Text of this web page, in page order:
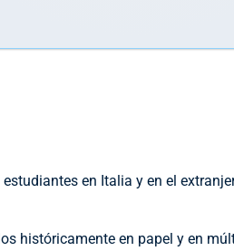
en Italia y en el
históricamente en papel y en